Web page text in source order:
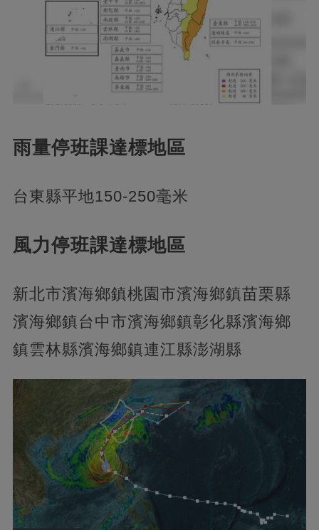
雨量停班課達標地區
台東縣平地150-250毫米
風力停班課達標地區
新北市濱海鄉鎮桃園市濱海鄉鎮苗栗縣
濱海鄉鎮台中市濱海鄉鎮彰化縣濱海鄉
鎮雲林縣濱海鄉鎮連江縣澎湖縣